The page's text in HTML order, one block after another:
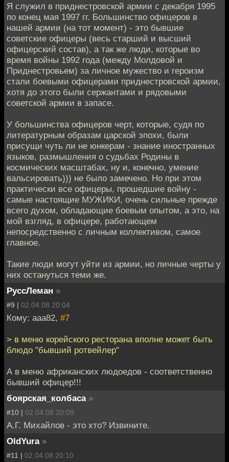
Я служил в приднестровской армии с декабря 1995
по конец мая 1997 гг. Большинство офицеров в
нашей армии (на тот момент) - это бывшие
советские офицеры (весь старший и высший
офицерский состав), а так же люди, которые во
время войны 1992 года (между Молдовой и
Приднестровьем) за личное мужество и героизм
стали боевыми офицерами приднестровской армии,
хотя до этого были сержантами и рядовыми
советской армии в запасе.
У большинства офицеров черт, которые, судя по
литературным образам царской эпохи, были
присущи чуть ли не юнкерам - знание иностранных
языков, размышления о судьбах Родины в
космических масштабах, ну и, конечно, умение
вальсировать))) не было замечено. Но при этом
практически все офицеры, прошедшие войну -
самые настоящие МУЖИКИ, очень сильные прежде
всего духом, обладающие боевым опытом, а это, на
мой взгляд, в офицере, работающем
непосредственно с личным коллективом, самое
главное.
Такие люди могут уйти из армии, но личные черты у
них остануться теми же.
РуссЛеман »
#9 | 02.04.08 20:04
Кому: aaa82, #7
> в меню корейского ресторана вполне может быть
блюдо "бывший ротвейлер"
А в меню африканских людоедов - соответственно
бывший офицер!!!
боярская_колбаса »
#10 | 02.04.08 20:09
А.Г. Михайлов - это хто? Извините.
OldYura »
#11 | 02.04.08 20:10